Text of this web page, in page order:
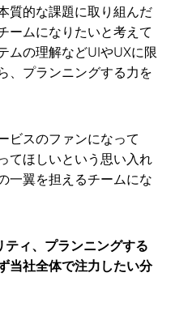
質的な課題に取り組んだ
ームになりたいと考えて
ムの理解などUIやUXに限
、プランニングする力を
ビスのファンになって
てほしいという思い入れ
一翼を担えるチームにな
ィ、プランニングする
当社全体で注力したい分